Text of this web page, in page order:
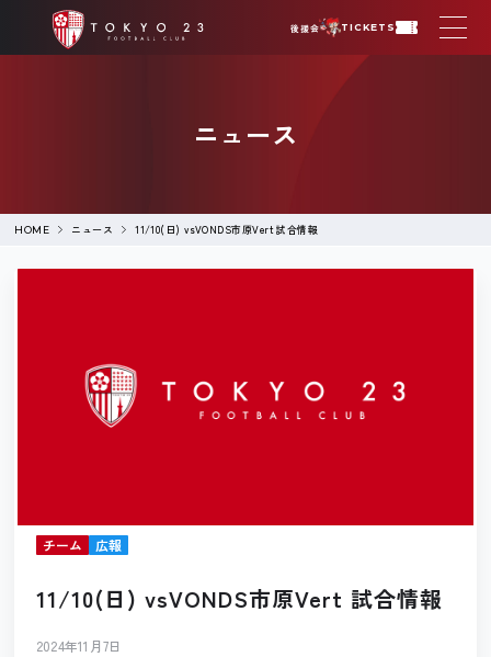
後援会 TICKETS
ニュース
HOME ニュース 11/10(日) vsVONDS市原Vert 試合情報
チーム 広報
11/10(日) vsVONDS市原Vert 試合情報
2024年11月7日